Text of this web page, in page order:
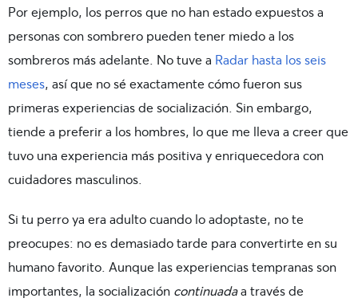
Por ejemplo, los perros que no han estado expuestos a
personas con sombrero pueden tener miedo a los
sombreros más adelante. No tuve a Radar hasta los seis
meses, así que no sé exactamente cómo fueron sus
primeras experiencias de socialización. Sin embargo,
tiende a preferir a los hombres, lo que me lleva a creer que
tuvo una experiencia más positiva y enriquecedora con
cuidadores masculinos.
Si tu perro ya era adulto cuando lo adoptaste, no te
preocupes: no es demasiado tarde para convertirte en su
humano favorito. Aunque las experiencias tempranas son
importantes, la socialización continuadaa través de